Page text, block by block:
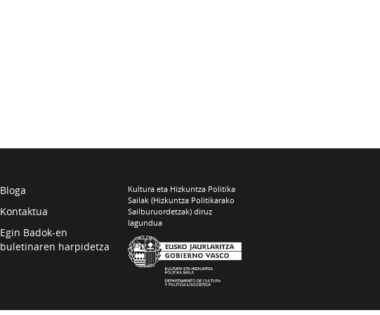
Bloga
Kontaktua
Egin Badok-en
buletinaren harpidetza
Kultura eta Hizkuntza Politika
Sailak (Hizkuntza Politikarako
Sailburuordetzak) diruz
lagundua